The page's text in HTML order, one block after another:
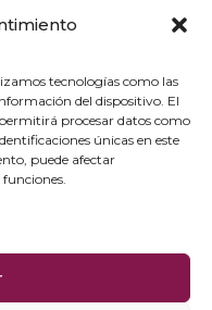
tecnologías como las
del dispositivo. El
procesar datos como
únicas en este
puede afectar